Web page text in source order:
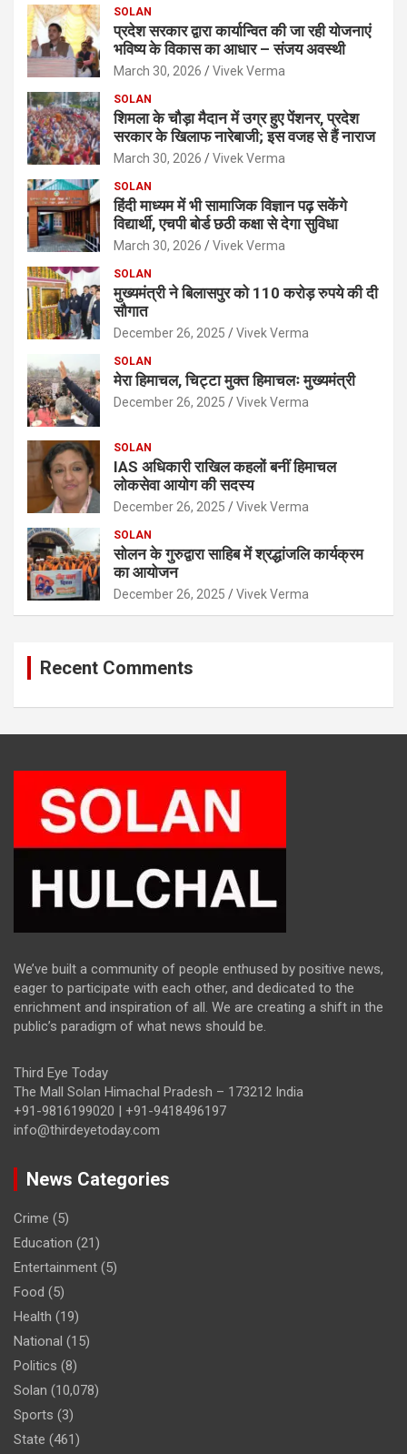
SOLAN
प्रदेश सरकार द्वारा कार्यान्वित की जा रही योजनाएं
भविष्य के विकास का आधार – संजय अवस्थी
March 30, 2026 Vivek Verma
SOLAN
शिमला के चौड़ा मैदान में उग्र हुए पेंशनर, प्रदेश
सरकार के खिलाफ नारेबाजी; इस वजह से हैं नाराज
March 30, 2026 Vivek Verma
SOLAN
हिंदी माध्यम में भी सामाजिक विज्ञान पढ़ सकेंगे
विद्यार्थी, एचपी बोर्ड छठी कक्षा से देगा सुविधा
March 30, 2026 Vivek Verma
SOLAN
मुख्यमंत्री ने बिलासपुर को 110 करोड़ रुपये की दी
सौगात
December 26, 2025 Vivek Verma
SOLAN
मेरा हिमाचल, चिट्टा मुक्त हिमाचलः मुख्यमंत्री
December 26, 2025 Vivek Verma
SOLAN
IAS अधिकारी राखिल कहलों बनीं हिमाचल
लोकसेवा आयोग की सदस्य
December 26, 2025 Vivek Verma
SOLAN
सोलन के गुरुद्वारा साहिब में श्रद्धांजलि कार्यक्रम
का आयोजन
December 26, 2025 Vivek Verma
Recent Comments
We’ve built a community of people enthused by positive news,
eager to participate with each other, and dedicated to the
enrichment and inspiration of all. We are creating a shift in the
public’s paradigm of what news should be.
Third Eye Today
The Mall Solan Himachal Pradesh – 173212 India
+91-9816199020 | +91-9418496197
info@thirdeyetoday.com
News Categories
Crime (5)
Education (21)
Entertainment (5)
Food (5)
Health (19)
National (15)
Politics (8)
Solan (10,078)
Sports (3)
State (461)